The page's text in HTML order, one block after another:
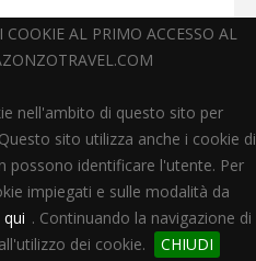
AL PRIMO ACCESSO AL
nell'ambito di questo sito per
sito utilizza anche i cookie di
possono identificare l'utente. Per
impiegati e sulle modalità da
qui . Continuando la navigazione di
dei cookie.
CHIUDI